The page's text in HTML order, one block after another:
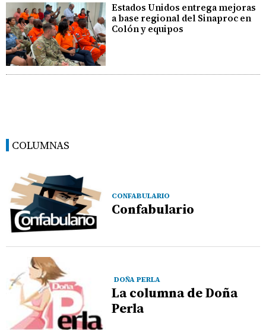
Estados Unidos entrega mejoras
a base regional del Sinaproc en
Colón y equipos
COLUMNAS
CONFABULARIO
Confabulario
DOÑA PERLA
La columna de Doña
Perla